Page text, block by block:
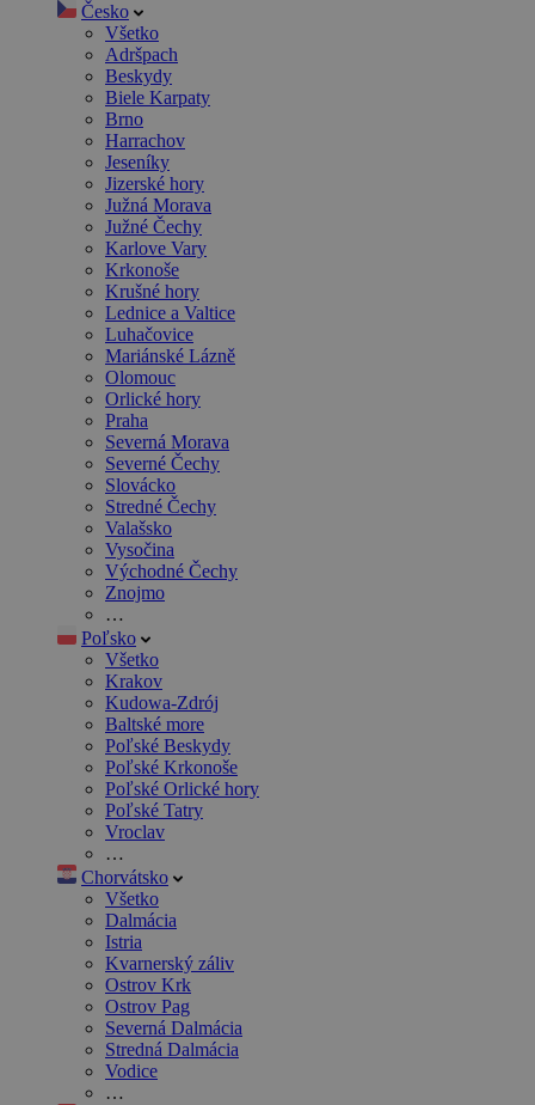
Česko
Všetko
Adršpach
Beskydy
Biele Karpaty
Brno
Harrachov
Jeseníky
Jizerské hory
Južná Morava
Južné Čechy
Karlove Vary
Krkonoše
Krušné hory
Lednice a Valtice
Luhačovice
Mariánské Lázně
Olomouc
Orlické hory
Praha
Severná Morava
Severné Čechy
Slovácko
Stredné Čechy
Valašsko
Vysočina
Východné Čechy
Znojmo
…
Poľsko
Všetko
Krakov
Kudowa-Zdrój
Baltské more
Poľské Beskydy
Poľské Krkonoše
Poľské Orlické hory
Poľské Tatry
Vroclav
…
Chorvátsko
Všetko
Dalmácia
Istria
Kvarnerský záliv
Ostrov Krk
Ostrov Pag
Severná Dalmácia
Stredná Dalmácia
Vodice
…